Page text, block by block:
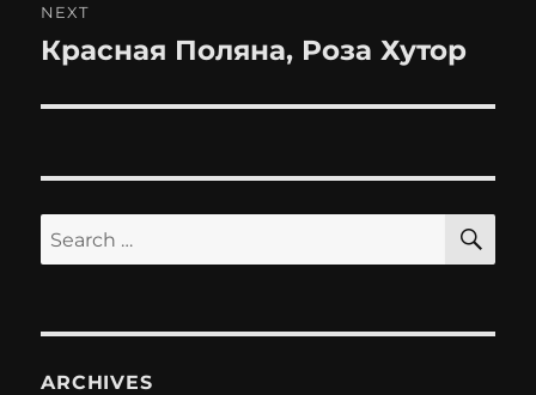
NEXT
Next
Красная Поляна, Роза Хутор
Search
for:
ARCHIVES